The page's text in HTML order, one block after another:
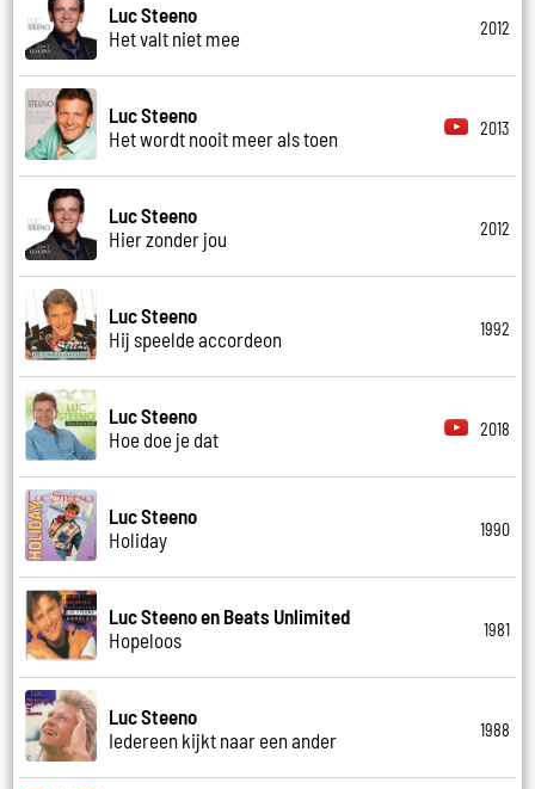
Luc Steeno
Het valt niet mee
2012
Luc Steeno
Het wordt nooit meer als toen
2013
Luc Steeno
Hier zonder jou
2012
Luc Steeno
Hij speelde accordeon
1992
Luc Steeno
Hoe doe je dat
2018
Luc Steeno
Holiday
1990
Luc Steeno en Beats Unlimited
Hopeloos
1981
Luc Steeno
Iedereen kijkt naar een ander
1988